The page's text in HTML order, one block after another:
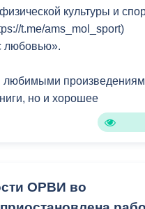
культуры и
t.me/ams_mol_sport)
любовью».
любимыми
но и хорошее
призами и подарками
ОРВИ во